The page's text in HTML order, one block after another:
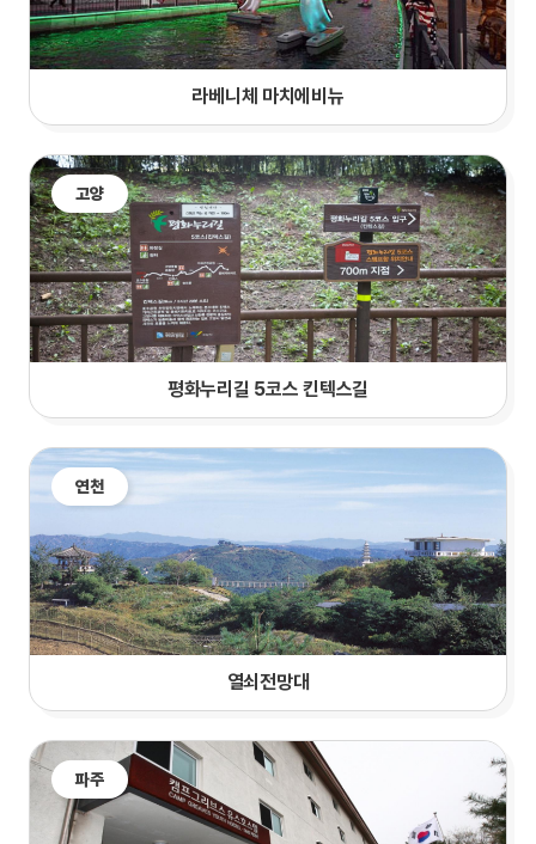
라베니체 마치에비뉴
고양
평화누리길 5코스 킨텍스길
연천
열쇠전망대
파주